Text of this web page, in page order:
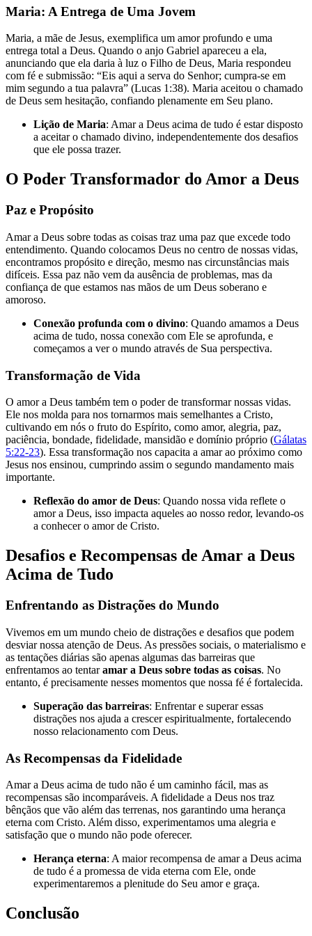
Maria: A Entrega de Uma Jovem
Maria, a mãe de Jesus, exemplifica um amor profundo e uma
entrega total a Deus. Quando o anjo Gabriel apareceu a ela,
anunciando que ela daria à luz o Filho de Deus, Maria respondeu
com fé e submissão: “Eis aqui a serva do Senhor; cumpra-se em
mim segundo a tua palavra” (Lucas 1:38). Maria aceitou o chamado
de Deus sem hesitação, confiando plenamente em Seu plano.
Lição de Maria: Amar a Deus acima de tudo é estar disposto
a aceitar o chamado divino, independentemente dos desafios
que ele possa trazer.
O Poder Transformador do Amor a Deus
Paz e Propósito
Amar a Deus sobre todas as coisas traz uma paz que excede todo
entendimento. Quando colocamos Deus no centro de nossas vidas,
encontramos propósito e direção, mesmo nas circunstâncias mais
difíceis. Essa paz não vem da ausência de problemas, mas da
confiança de que estamos nas mãos de um Deus soberano e
amoroso.
Conexão profunda com o divino: Quando amamos a Deus
acima de tudo, nossa conexão com Ele se aprofunda, e
começamos a ver o mundo através de Sua perspectiva.
Transformação de Vida
O amor a Deus também tem o poder de transformar nossas vidas.
Ele nos molda para nos tornarmos mais semelhantes a Cristo,
cultivando em nós o fruto do Espírito, como amor, alegria, paz,
paciência, bondade, fidelidade, mansidão e domínio próprio (Gálatas
5:22-23). Essa transformação nos capacita a amar ao próximo como
Jesus nos ensinou, cumprindo assim o segundo mandamento mais
importante.
Reflexão do amor de Deus: Quando nossa vida reflete o
amor a Deus, isso impacta aqueles ao nosso redor, levando-os
a conhecer o amor de Cristo.
Desafios e Recompensas de Amar a Deus
Acima de Tudo
Enfrentando as Distrações do Mundo
Vivemos em um mundo cheio de distrações e desafios que podem
desviar nossa atenção de Deus. As pressões sociais, o materialismo e
as tentações diárias são apenas algumas das barreiras que
enfrentamos ao tentaramar a Deus sobre todas as coisas. No
entanto, é precisamente nesses momentos que nossa fé é fortalecida.
Superação das barreiras: Enfrentar e superar essas
distrações nos ajuda a crescer espiritualmente, fortalecendo
nosso relacionamento com Deus.
As Recompensas da Fidelidade
Amar a Deus acima de tudo não é um caminho fácil, mas as
recompensas são incomparáveis. A fidelidade a Deus nos traz
bênçãos que vão além das terrenas, nos garantindo uma herança
eterna com Cristo. Além disso, experimentamos uma alegria e
satisfação que o mundo não pode oferecer.
Herança eterna: A maior recompensa de amar a Deus acima
de tudo é a promessa de vida eterna com Ele, onde
experimentaremos a plenitude do Seu amor e graça.
Conclusão